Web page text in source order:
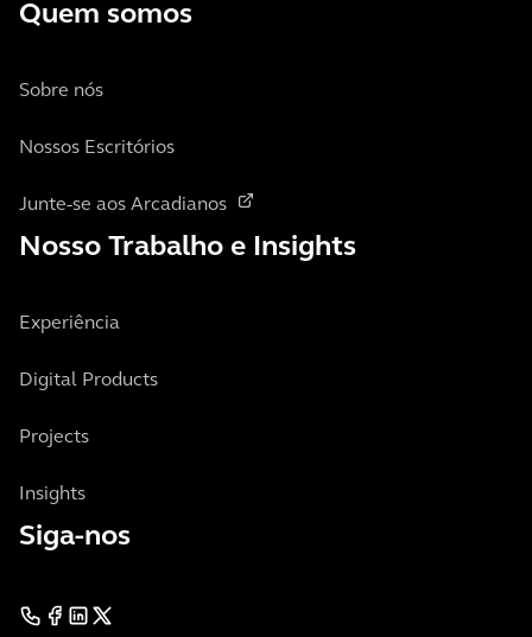
Quem somos
Sobre nós
Nossos Escritórios
Junte-se aos Arcadianos
Nosso Trabalho e Insights
Experiência
Digital Products
Projects
Insights
Siga-nos